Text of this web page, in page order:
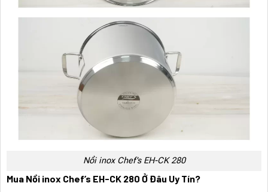
Nồi inox Chef’s EH-CK 280
Mua Nồi inox Chef’s EH-CK 280 Ở Đâu Uy Tín?